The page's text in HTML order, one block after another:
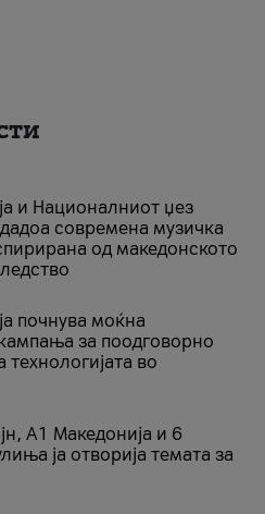
и Националниот џез
современа музичка
од македонското
почнува моќна
за поодговорно
во
A1 Македонија и 6
ја отворија темата за